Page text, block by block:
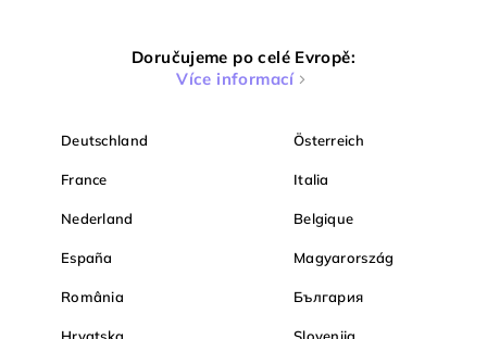
Doručujeme po celé Evropě:
Více informací
Deutschland Österreich
France Italia
Nederland Belgique
España Magyarország
România България
Hrvatska Slovenija